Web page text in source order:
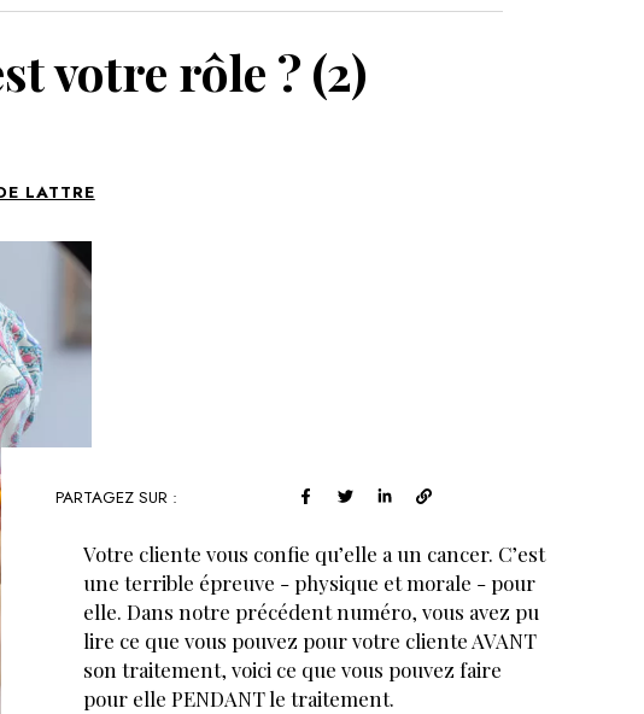
votre rôle ? (2)
LATTRE
PARTAGEZ SUR :
Votre cliente vous confie qu’elle a un cancer. C’est
une terrible épreuve - physique et morale - pour
elle. Dans notre précédent numéro, vous avez pu
lire ce que vous pouvez pour votre cliente AVANT
son traitement, voici ce que vous pouvez faire
pour elle PENDANT le traitement.